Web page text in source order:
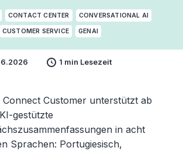
CONTACT CENTER CONVERSATIONAL AI
CUSTOMER SERVICE GENAI
1 min Lesezeit
Connect Customer unterstützt ab
gestützte
in acht
Sprachen: Portugiesisch,